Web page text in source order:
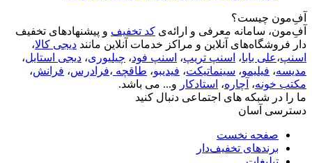
آفِ‌مون چیست؟
آفِ‌مون، سامانه معرفی و ارائه‌ی کد تخفیف و پیشنهادهای تخفیف
دار فروشگاه‌های آنلاین و مراکز خدمات آنلاین مانند دیجی کالا،
اسنپ،علی بابا، اسنپ تریپ، اسنپ فود، چیلیوری، دیجی استایل،
مدیسه، فیلیمو، سینماتیکت، فیدیبو، طاقچه ،فرادرس، فرانش،
مکتب خونه، آچاره، استادکار و... می باشد.
ما را در شبکه های اجتماعی دنبال کنید
دسترسی آسان
صفحه نخست
برندهای تخفیف‌دار